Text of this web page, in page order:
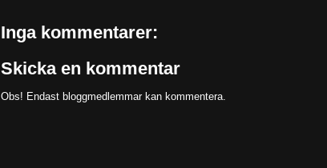
Inga kommentarer:
Skicka en kommentar
Obs! Endast bloggmedlemmar kan kommentera.